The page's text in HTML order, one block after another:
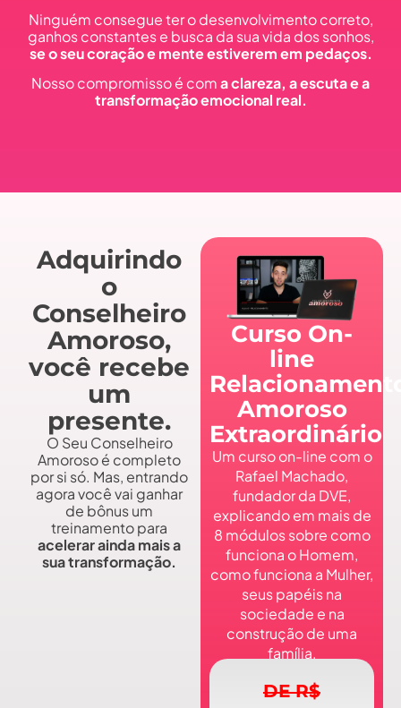
Ninguém consegue ter o desenvolvimento correto,
ganhos constantes e busca da sua vida dos sonhos,
se o seu coração e mente estiverem em pedaços.
Nosso compromisso é coma clareza, a escuta e a
transformação emocional real.
Adquirindo
o
Conselheiro
Amoroso,
você recebe
um
presente.
O Seu Conselheiro
Amoroso é completo
por si só. Mas, entrando
agora você vai ganhar
de bônus um
treinamento para
acelerar ainda mais a
sua transformação.
Curso On-
line
Amoroso
Extraordinário
Um curso on-line com o
Rafael Machado,
fundador da DVE,
explicando em mais de
8 módulos sobre como
funciona o Homem,
como funciona a Mulher,
seus papéis na
sociedade e na
construção de uma
família.
DE R$